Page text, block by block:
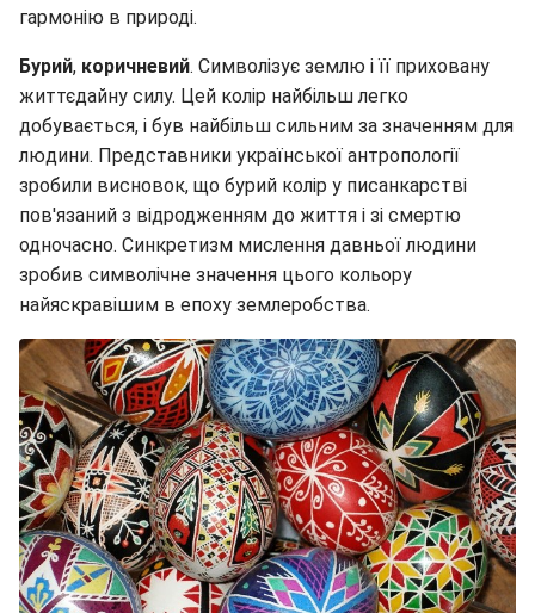
гармонію в природі.
Бурий, коричневий. Символізує землю і її приховану
життєдайну силу. Цей колір найбільш легко
добувається, і був найбільш сильним за значенням для
людини. Представники української антропології
зробили висновок, що бурий колір у писанкарстві
пов'язаний з відродженням до життя і зі смертю
одночасно. Синкретизм мислення давньої людини
зробив символічне значення цього кольору
найяскравішим в епоху землеробства.